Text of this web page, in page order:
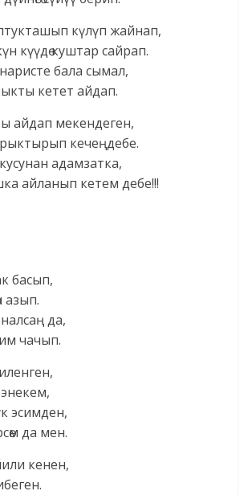
күлүп жайнап,
күүдө куштар сайрап.
бала сымал,
кетет айдап.
айдап мекендеген,
кечеңдебе.
адамзатка,
айланып кетем дебе!!!
басып,
азып.
да,
чачып.
эсимден,
да мен.
кенен,